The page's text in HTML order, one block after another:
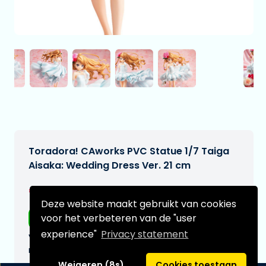
Deze website maakt gebruikt van cookies
voor het verbeteren van de "user
experience" Privacy statement
Toradora! CAworks PVC Statue 1/7 Taiga
Aisaka: Wedding Dress Ver. 21 cm
€214,99
Gratis verzending
Verwachtte leverdatum:
n.v.t.